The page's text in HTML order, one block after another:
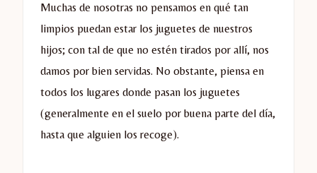
Muchas de nosotras no pensamos en qué tan
limpios puedan estar los juguetes de nuestros
hijos; con tal de que no estén tirados por allí, nos
damos por bien servidas. No obstante, piensa en
todos los lugares donde pasan los juguetes
(generalmente en el suelo por buena parte del día,
hasta que alguien los recoge).